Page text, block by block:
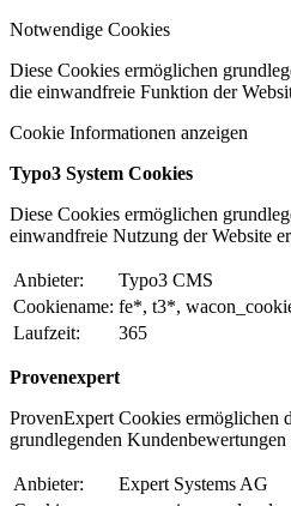
Notwendige Cookies
Diese Cookies ermöglichen
die einwandfreie Funktion der
Cookie Informationen anzeigen
Typo3 System Cookies
Diese Cookies ermöglichen
einwandfreie Nutzung der Website
Anbieter:
Typo3 CMS
Cookiename: fe*, t3*,
Laufzeit:
365
Provenexpert
ProvenExpert Cookies ermöglichen
grundlegenden Kundenbewertungen
Anbieter:
Expert Systems AG